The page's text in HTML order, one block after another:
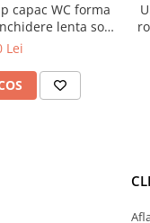
capac WC forma
lenta soft
metalice,
003R009
Lei